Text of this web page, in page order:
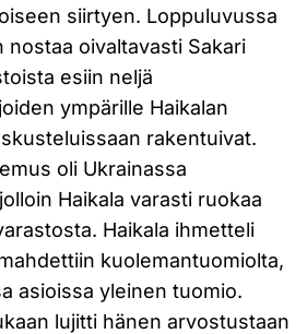
siirtyen. Loppuluvussa
oivaltavasti Sakari
esiin neljä
ympärille Haikalan
rakentuivat.
oli Ukrainassa
Haikala varasti ruokaa
Haikala ihmetteli
kuolemantuomiolta,
asioissa yleinen tuomio.
lujitti hänen arvostustaan